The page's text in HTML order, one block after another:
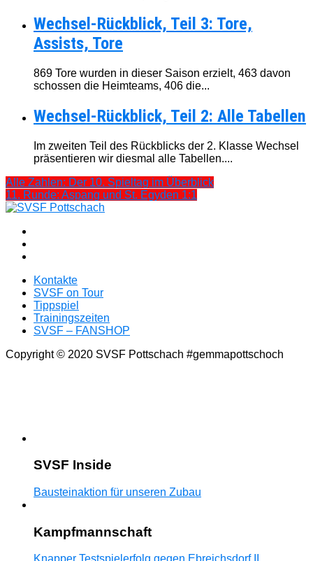
Wechsel-Rückblick, Teil 3: Tore,
Assists, Tore
869 Tore wurden in dieser Saison erzielt, 463 davon
schossen die Heimteams, 406 die...
Wechsel-Rückblick, Teil 2: Alle Tabellen
Im zweiten Teil des Rückblicks der 2. Klasse Wechsel
präsentieren wir diesmal alle Tabellen....
Alle Zahlen: Der 10. Spieltag im Überblick
11. Runde: Aspang und St. Egyden 1:1
Kontakte
SVSF on Tour
Tippspiel
Trainingszeiten
SVSF – FANSHOP
Copyright © 2020 SVSF Pottschach #gemmapottschoch
SVSF Inside
Bausteinaktion für unseren Zubau
Kampfmannschaft